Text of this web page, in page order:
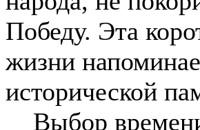
Победу. Эта
жизни
исторической
Выбор времени